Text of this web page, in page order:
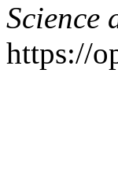
Science
https://